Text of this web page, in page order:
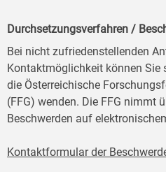
Durchsetzungsverfahren /
Bei nicht zufriedenstellenden
Kontaktmöglichkeit können Sie
die Österreichische
(FFG) wenden. Die FFG nimmt
Beschwerden auf
Kontaktformular der